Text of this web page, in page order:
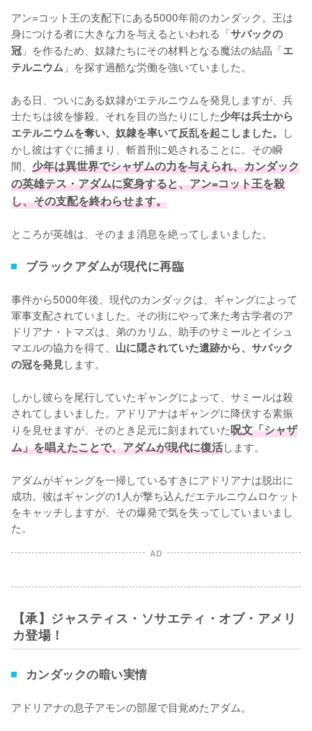
アン=コット王の支配下にある5000年前のカンダック。王は
身につける者に大きな力を与えるといわれる「サバックの
冠 」を作るため、奴隷たちにその材料となる魔法の結晶「エ
テルニウム 」を探す過酷な労働を強いていました。
ある日、ついにある奴隷がエテルニウムを発見しますが、兵
士たちは彼を惨殺。それを目の当たりにした少年は兵士から
エテルニウムを奪い、奴隷を率いて反乱を起こしました。 し
かし彼はすぐに捕まり、斬首刑に処されることに。その瞬
間、 少年は異世界でシャザムの力を与えられ、カンダック
の英雄テス・アダムに変身すると、アン=コット王を殺
し、その支配を終わらせます。
ところが英雄は、そのまま消息を絶ってしまいました。
ブラックアダムが現代に再臨
事件から5000年後、現代のカンダックは、ギャングによって
軍事支配されていました。その街にやって来た考古学者のア
ドリアナ・トマズは、弟のカリム、助手のサミールとイシュ
マエルの協力を得て、 山に隠されていた遺跡から、サバック
の冠を発見します。
しかし彼らを尾行していたギャングによって、サミールは殺
されてしまいました。アドリアナはギャングに降伏する素振
りを見せますが、そのとき足元に刻まれていた呪文「シャザ
ム」を唱えたことで、アダムが現代に復活します。
アダムがギャングを一掃しているすきにアドリアナは脱出に
成功。彼はギャングの1人が撃ち込んだエテルニウムロケット
をキャッチしますが、その爆発で気を失ってしていまいまし
た。
AD
【承】ジャスティス・ソサエティ・オブ・アメリ
カ登場！
カンダックの暗い実情
アドリアナの息子アモンの部屋で目覚めたアダム。